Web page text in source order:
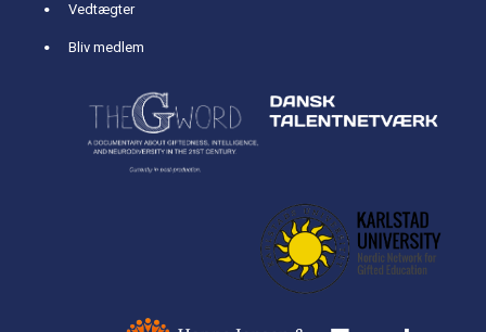
Vedtægter
Bliv medlem